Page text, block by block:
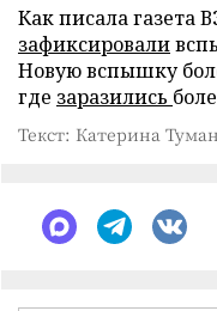
Как писала газета
зафиксировали
Новую вспышку
где заразились
Текст: Катерина